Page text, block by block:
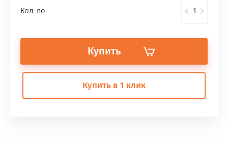
Кол-во
Купить
Купить в 1 клик